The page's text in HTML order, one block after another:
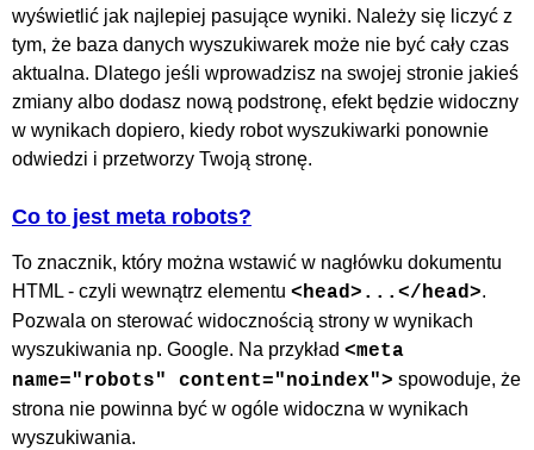
wyświetlić jak najlepiej pasujące wyniki. Należy się liczyć z
tym, że baza danych wyszukiwarek może nie być cały czas
aktualna. Dlatego jeśli wprowadzisz na swojej stronie jakieś
zmiany albo dodasz nową podstronę, efekt będzie widoczny
w wynikach dopiero, kiedy robot wyszukiwarki ponownie
odwiedzi i przetworzy Twoją stronę.
Co to jest meta robots?
To znacznik, który można wstawić w nagłówku dokumentu
HTML - czyli wewnątrz elementu <head>...</head>.
Pozwala on sterować widocznością strony w wynikach
wyszukiwania np. Google. Na przykład <meta
name="robots" content="noindex"> spowoduje, że
strona nie powinna być w ogóle widoczna w wynikach
wyszukiwania.